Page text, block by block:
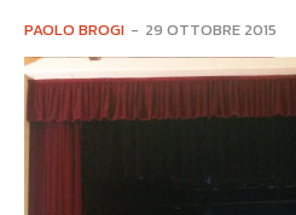
PAOLO BROGI - 29 OTTOBRE 2015